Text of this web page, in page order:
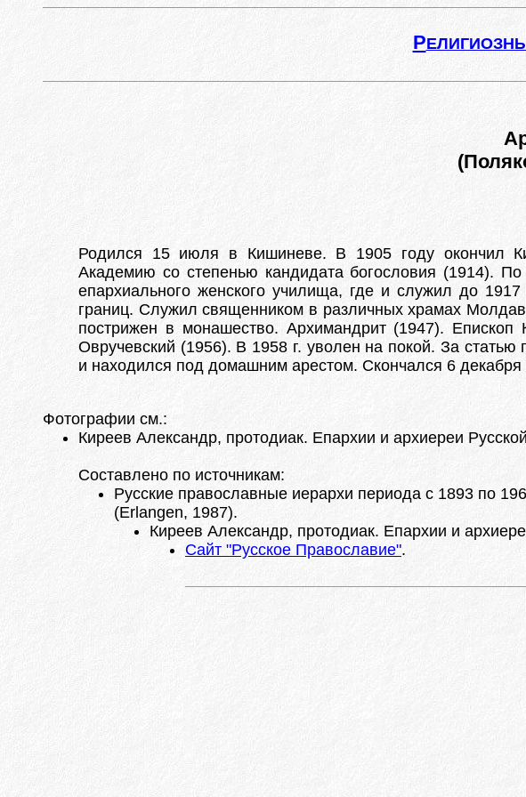
Р
Родился 15 июля в Кишиневе. В 1905 году окончил
Академию со степенью кандидата богословия (1914). По
епархиального женского училища, где и служил до
границ. Служил священником в различных храмах
пострижен в монашество. Архимандрит (1947).
Овручевский (1956). В 1958 г. уволен на покой. За
и находился под домашним арестом. Скончался 6
Фотографии см.:
Киреев Александр, протодиак. Епархии и архиереи
Составлено по источникам:
Русские православные иерархи периода с 1893 по
(Erlangen, 1987).
Киреев Александр, протодиак. Епархии и
Сайт "Русское Православие".